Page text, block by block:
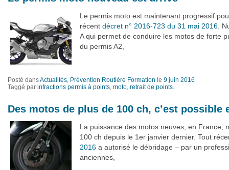
Le permis moto est maintenant progressif
récent décret n° 2016-723 du 31 mai 2016 .
A qui permet de conduire les motos de forte
du permis A2,
Posté dansActualités, Prévention Routière Formation le 9 juin 2016
Taggé par infractions permis à points, moto, retrait de points.
Des motos de plus de 100 ch, c’est possible
La puissance des motos neuves, en France,
100 ch depuis le 1er janvier dernier. Tout
2016 a autorisé le débridage – par un
anciennes,